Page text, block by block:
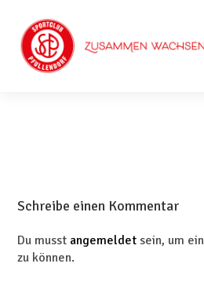
Schreibe einen Kommentar
Du musst angemeldet sein, um
zu können.